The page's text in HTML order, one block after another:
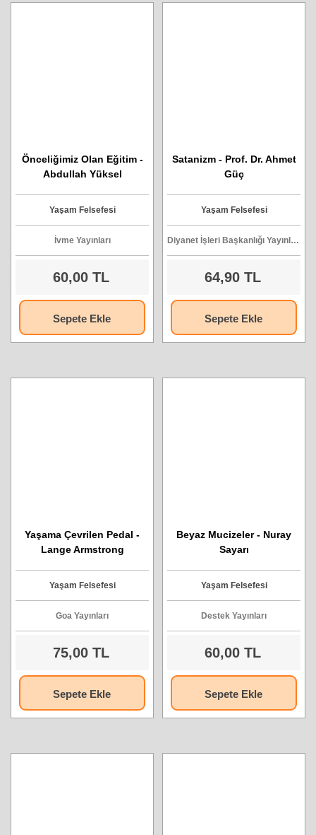
Önceliğimiz Olan Eğitim -
Abdullah Yüksel
Yaşam Felsefesi
İvme Yayınları
60,00 TL
Sepete Ekle
Satanizm - Prof. Dr. Ahmet
Güç
Yaşam Felsefesi
Diyanet İşleri Başkanlığı Yayınları
64,90 TL
Sepete Ekle
Yaşama Çevrilen Pedal -
Lange Armstrong
Yaşam Felsefesi
Goa Yayınları
75,00 TL
Sepete Ekle
Beyaz Mucizeler - Nuray
Sayarı
Yaşam Felsefesi
Destek Yayınları
60,00 TL
Sepete Ekle